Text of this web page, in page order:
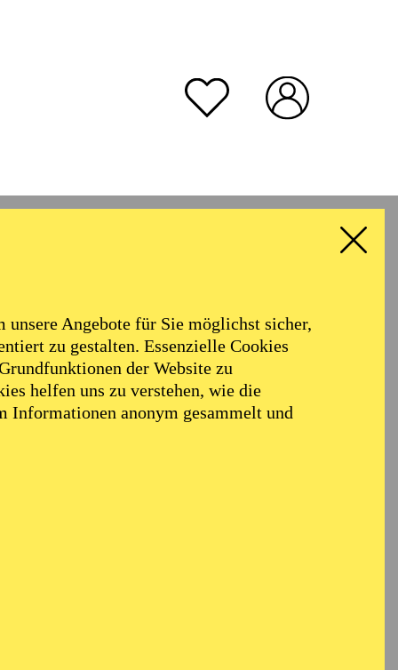
unsere Angebote für Sie möglichst sicher,
zu gestalten. Essenzielle Cookies
der Website zu
helfen uns zu verstehen, wie die
Informationen anonym gesammelt und